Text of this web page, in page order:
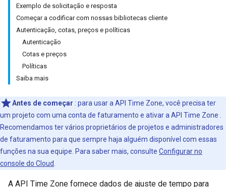
Exemplo de solicitação e resposta
Começar a codificar com nossas bibliotecas cliente
Autenticação, cotas, preços e políticas
Autenticação
Cotas e preços
Políticas
Saiba mais
Antes de começar : para usar a API Time Zone, você precisa ter
um projeto com uma conta de faturamento e ativar a API Time Zone .
Recomendamos ter vários proprietários de projetos e administradores
de faturamento para que sempre haja alguém disponível com essas
funções na sua equipe. Para saber mais, consulte Configurar no
console do Cloud
A API Time Zone fornece dados de ajuste de tempo para